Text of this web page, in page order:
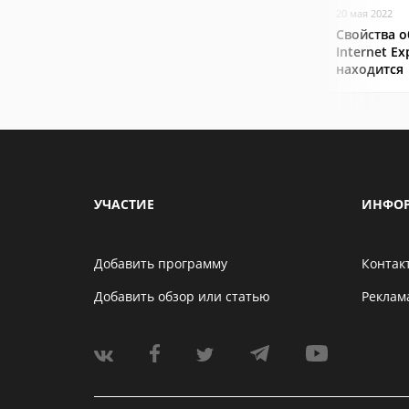
20 мая 2022
Свойства
Internet
находится
УЧАСТИЕ
Добавить программу
Добавить обзор или статью